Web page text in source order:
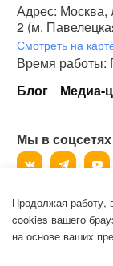
Адрес: Москва,
2 (м.
Смотреть на
Время работы:
Блог
Медиа-
Мы в соцсетях
©2006-2026, ООО
Все права
Политика
Продолжая работу,
cookies вашего
на основе ваших